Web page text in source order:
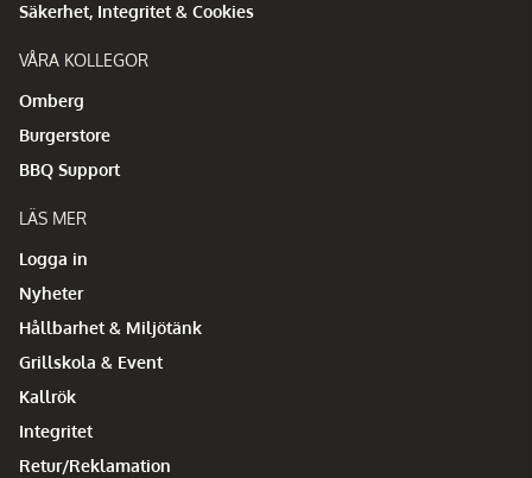
Säkerhet, Integritet & Cookies
VÅRA KOLLEGOR
Omberg
Burgerstore
BBQ Support
LÄS MER
Logga in
Nyheter
Hållbarhet & Miljötänk
Grillskola & Event
Kallrök
Integritet
Retur/Reklamation